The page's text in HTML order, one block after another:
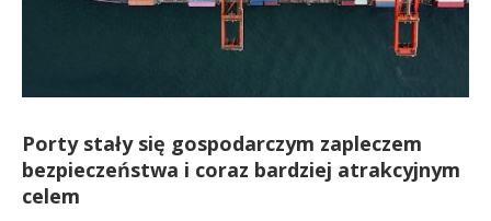
Porty stały się gospodarczym zapleczem
bezpieczeństwa i coraz bardziej atrakcyjnym
celem